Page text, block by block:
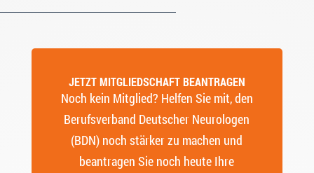
JETZT MITGLIEDSCHAFT BEANTRAGEN
Noch kein Mitglied? Helfen Sie mit, den
Berufsverband Deutscher Neurologen
(BDN) noch stärker zu machen und
beantragen Sie noch heute Ihre